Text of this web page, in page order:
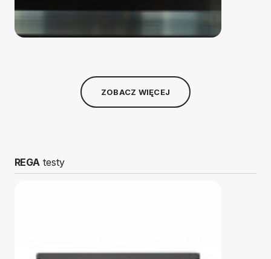
ZOBACZ WIĘCEJ
REGAtesty